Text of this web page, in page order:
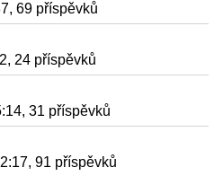
69 příspěvků
24 příspěvků
31 příspěvků
91 příspěvků